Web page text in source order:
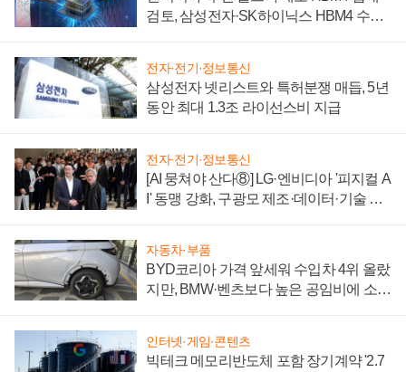
검토, 삼성전자·SK하이닉스 HBM4 수율
전자·전기·정보통신
삼성전자 넷리스트와 특허분쟁 매듭, 5년
동안 최대 1.3조 라이선스비 지급
전자·전기·정보통신
[AI 뭉쳐야 산다⑧] LG·엔비디아 '피지컬 A
I' 동맹 강화, 구광모 제조·데이터·기술 결
자동차·부품
BYD코리아 가격 앞세워 수입차 4위 올랐
지만, BMW·벤츠보다 높은 공임비에 소비
인터넷·게임·콘텐츠
빅테크 메모리반도체 포함 장기계약 '2.7